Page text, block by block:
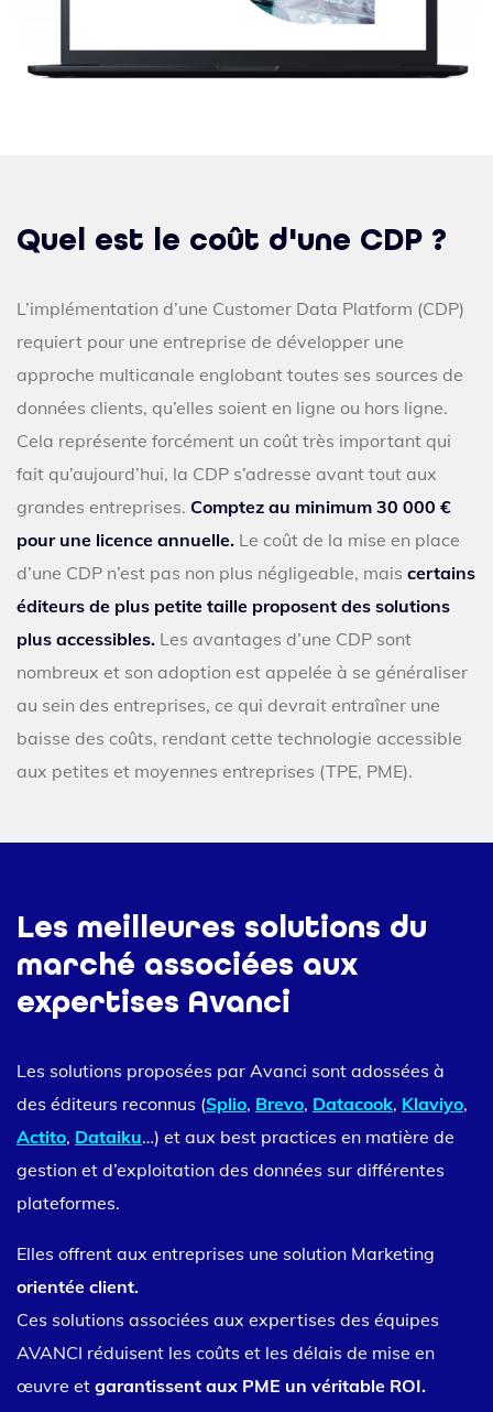
Quel est le coût d'une CDP ?
L’implémentation d’une Customer Data Platform (CDP)
requiert pour une entreprise de développer une
approche multicanale englobant toutes ses sources de
données clients, qu’elles soient en ligne ou hors ligne.
Cela représente forcément un coût très important qui
fait qu’aujourd’hui, la CDP s’adresse avant tout aux
grandes entreprises. Comptez au minimum 30 000 €
pour une licence annuelle. Le coût de la mise en place
d’une CDP n’est pas non plus négligeable, mais certains
éditeurs de plus petite taille proposent des solutions
plus accessibles. Les avantages d’une CDP sont
nombreux et son adoption est appelée à se généraliser
au sein des entreprises, ce qui devrait entraîner une
baisse des coûts, rendant cette technologie accessible
aux petites et moyennes entreprises (TPE, PME).
Les meilleures solutions du
marché associées aux
expertises Avanci
Les solutions proposées par Avanci sont adossées à
des éditeurs reconnus (Splio, Brevo, Datacook, Klaviyo,
Actito, Dataiku…) et aux best practices en matière de
gestion et d’exploitation des données sur différentes
plateformes.
Elles offrent aux entreprises une solution Marketing
orientée client.
Ces solutions associées aux expertises des équipes
AVANCI réduisent les coûts et les délais de mise en
œuvre et garantissent aux PME un véritable ROI.